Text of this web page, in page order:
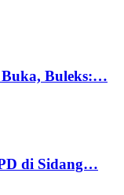
Buka, Buleks:…
di Sidang…